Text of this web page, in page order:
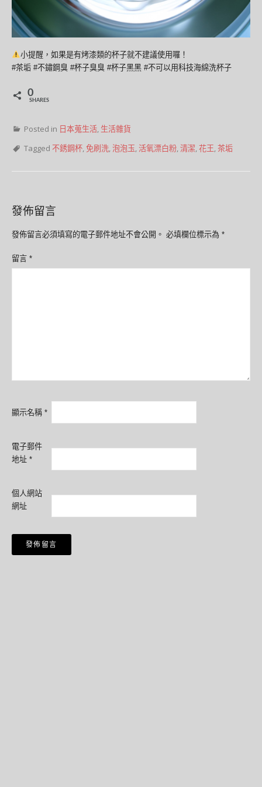
小提醒，如果是有烤漆類的杯子就不建議使用囉！
#茶垢 #不鏽鋼臭 #杯子臭臭 #杯子黑黑 #不可以用科技海綿洗杯子
0
SHARES
Posted in 日本蒐生活, 生活雜貨
Tagged 不銹鋼杯,免刷洗,泡泡玉,活氧漂白粉,清潔,花王,茶垢
發佈留言
發佈留言必須填寫的電子郵件地址不會公開。 必填欄位標示為 *
留言 *
顯示名稱 *
電子郵件
地址 *
個人網站
網址